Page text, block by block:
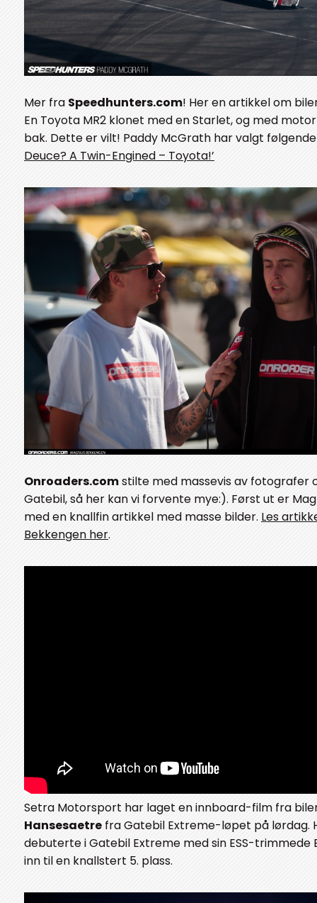
Mer fra Speedhunters.com! Her en artikkel om
En Toyota MR2 klonet med en Starlet, og med
bak. Dette er vilt! Paddy McGrath har valgt
Deuce? A Twin-Engined – Toyota!’
Onroaders.comstilte med massevis av fotografer
Gatebil, så her kan vi forvente mye:). Først ut er
med en knallfin artikkel med masse bilder. Les
Bekkengen her.
Setra Motorsport har laget en innboard-film fra
Hansesaetre fra Gatebil Extreme-løpet på lørdag.
debuterte i Gatebil Extreme med sin ESS-trimmede
inn til en knallstert 5. plass.